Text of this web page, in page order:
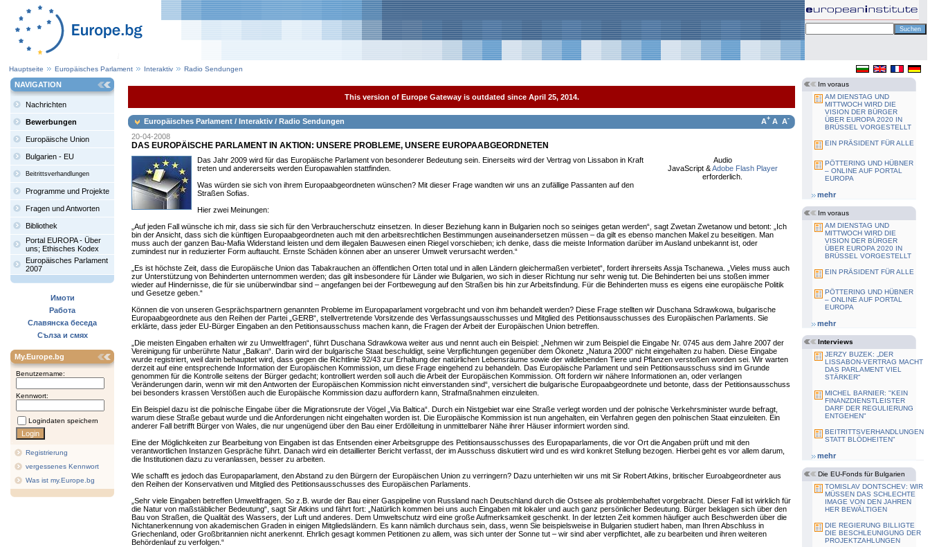
Hauptseite Europäisches Parlament Interaktiv Radio Sendungen
NAVIGATION
Nachrichten
Bewerbungen
Europäische Union
Bulgarien - EU
Beitrittsverhandlungen
Programme und Projekte
Fragen und Antworten
Bibliothek
Portal EUROPA - Über
uns; Ethisches Kodex
Europäisches Parlament
2007
Имоти
Работа
Славянска беседа
Сълза и смях
My.Europe.bg
Benutzername:
Kennwort:
Logindaten speichern
Registrierung
vergessenes Kennwort
Was ist my.Europe.bg
This version of Europe Gateway is outdated since April 25, 2014.
Europäisches Parlament / Interaktiv / Radio Sendungen A+ A A-
20-04-2008
DAS EUROPÄISCHE PARLAMENT IN AKTION: UNSERE PROBLEME, UNSERE EUROPAABGEORDNETEN
Audio
JavaScript &Adobe Flash Player
erforderlich.
Das Jahr 2009 wird für das Europäische Parlament von besonderer Bedeutung sein. Einerseits wird der Vertrag von Lissabon in Kraft
treten und andererseits werden Europawahlen stattfinden.
Was würden sie sich von ihrem Europaabgeordneten wünschen? Mit dieser Frage wandten wir uns an zufällige Passanten auf den
Straßen Sofias.
Hier zwei Meinungen:
„Auf jeden Fall wünsche ich mir, dass sie sich für den Verbraucherschutz einsetzen. In dieser Beziehung kann in Bulgarien noch so seiniges getan werden“, sagt Zwetan Zwetanow und betont: „Ich
bin der Ansicht, dass sich die künftigen Europaabgeordneten auch mit den arbeitsrechtlichen Bestimmungen auseinandersetzen müssen – da gilt es ebenso manchen Makel zu beseitigen. Man
muss auch der ganzen Bau-Mafia Widerstand leisten und dem illegalen Bauwesen einen Riegel vorschieben; ich denke, dass die meiste Information darüber im Ausland unbekannt ist, oder
zumindest nur in reduzierter Form auftaucht. Ernste Schäden können aber an unserer Umwelt verursacht werden.“
„Es ist höchste Zeit, dass die Europäische Union das Tabakrauchen an öffentlichen Orten total und in allen Ländern gleichermaßen verbietet“, fordert ihrerseits Assja Tschanewa. „Vieles muss auch
zur Unterstützung von Behinderten unternommen werden; das gilt insbesondere für Länder wie Bulgarien, wo sich in dieser Richtung nur sehr wenig tut. Die Behinderten bei uns stoßen immer
wieder auf Hindernisse, die für sie unüberwindbar sind – angefangen bei der Fortbewegung auf den Straßen bis hin zur Arbeitsfindung. Für die Behinderten muss es eigens eine europäische Politik
und Gesetze geben.“
Können die von unseren Gesprächspartnern genannten Probleme im Europaparlament vorgebracht und von ihm behandelt werden? Diese Frage stellten wir Duschana Sdrawkowa, bulgarische
Europaabgeordnete aus den Reihen der Partei „GERB“, stellvertretende Vorsitzende des Verfassungsausschusses und Mitglied des Petitionsausschusses des Europäischen Parlaments. Sie
erklärte, dass jeder EU-Bürger Eingaben an den Petitionsausschuss machen kann, die Fragen der Arbeit der Europäischen Union betreffen.
„Die meisten Eingaben erhalten wir zu Umweltfragen“, führt Duschana Sdrawkowa weiter aus und nennt auch ein Beispiel: „Nehmen wir zum Beispiel die Eingabe Nr. 0745 aus dem Jahre 2007 der
Vereinigung für unberührte Natur „Balkan“. Darin wird der bulgarische Staat beschuldigt, seine Verpflichtungen gegenüber dem Ökonetz „Natura 2000“ nicht eingehalten zu haben. Diese Eingabe
wurde registriert, weil darin behauptet wird, dass gegen die Richtlinie 92/43 zur Erhaltung der natürlichen Lebensräume sowie der wildlebenden Tiere und Pflanzen verstoßen worden sei. Wir warten
derzeit auf eine entsprechende Information der Europäischen Kommission, um diese Frage eingehend zu behandeln. Das Europäische Parlament und sein Petitionsausschuss sind im Grunde
genommen für die Kontrolle seitens der Bürger gedacht; kontrolliert werden soll auch die Arbeit der Europäischen Kommission. Oft fordern wir nähere Informationen an, oder verlangen
Veränderungen darin, wenn wir mit den Antworten der Europäischen Kommission nicht einverstanden sind“, versichert die bulgarische Europaabgeordnete und betonte, dass der Petitionsausschuss
bei besonders krassen Verstößen auch die Europäische Kommission dazu auffordern kann, Strafmaßnahmen einzuleiten.
Ein Beispiel dazu ist die polnische Eingabe über die Migrationsrute der Vögel „Via Baltica“. Durch ein Nistgebiet war eine Straße verlegt worden und der polnische Verkehrsminister wurde befragt,
warum diese Straße gebaut wurde und die Anforderungen nicht eingehalten worden ist. Die Europäische Kommission ist nun angehalten, ein Verfahren gegen den polnischen Staat einzuleiten. Ein
anderer Fall betrifft Bürger von Wales, die nur ungenügend über den Bau einer Erdölleitung in unmittelbarer Nähe ihrer Häuser informiert worden sind.
Eine der Möglichkeiten zur Bearbeitung von Eingaben ist das Entsenden einer Arbeitsgruppe des Petitionsausschusses des Europaparlaments, die vor Ort die Angaben prüft und mit den
verantwortlichen Instanzen Gespräche führt. Danach wird ein detaillierter Bericht verfasst, der im Ausschuss diskutiert wird und es wird konkret Stellung bezogen. Hierbei geht es vor allem darum,
die Institutionen dazu zu veranlassen, besser zu arbeiten.
Wie schafft es jedoch das Europaparlament, den Abstand zu den Bürgern der Europäischen Union zu verringern? Dazu unterhielten wir uns mit Sir Robert Atkins, britischer Euroabgeordneter aus
den Reihen der Konservativen und Mitglied des Petitionsausschusses des Europäischen Parlaments.
„Sehr viele Eingaben betreffen Umweltfragen. So z.B. wurde der Bau einer Gaspipeline von Russland nach Deutschland durch die Ostsee als problembehaftet vorgebracht. Dieser Fall ist wirklich für
die Natur von maßstäblicher Bedeutung“, sagt Sir Atkins und fährt fort: „Natürlich kommen bei uns auch Eingaben mit lokaler und auch ganz persönlicher Bedeutung. Bürger beklagen sich über den
Bau von Straßen, die Qualität des Wassers, der Luft und anderes. Dem Umweltschutz wird eine große Aufmerksamkeit geschenkt. In der letzten Zeit kommen häufiger auch Beschwerden über die
Nichtanerkennung von akademischen Graden in einigen Mitgliedsländern. Es kann nämlich durchaus sein, dass, wenn Sie beispielsweise in Bulgarien studiert haben, man Ihren Abschluss in
Griechenland, oder Großbritannien nicht anerkennt. Ehrlich gesagt kommen Petitionen zu allem, was sich unter der Sonne tut – wir sind aber verpflichtet, alle zu bearbeiten und ihren weiteren
Behördenlauf zu verfolgen.“
Im voraus
AM DIENSTAG UND
MITTWOCH WIRD DIE
VISION DER BÜRGER
ÜBER EUROPA 2020 IN
BRÜSSEL VORGESTELLT
EIN PRÄSIDENT FÜR ALLE
PÖTTERING UND HÜBNER
– ONLINE AUF PORTAL
EUROPA
mehr
Im voraus
AM DIENSTAG UND
MITTWOCH WIRD DIE
VISION DER BÜRGER
ÜBER EUROPA 2020 IN
BRÜSSEL VORGESTELLT
EIN PRÄSIDENT FÜR ALLE
PÖTTERING UND HÜBNER
– ONLINE AUF PORTAL
EUROPA
mehr
Interviews
JERZY BUZEK: „DER
LISSABON-VERTRAG MACHT
DAS PARLAMENT VIEL
STÄRKER“
MICHEL BARNIER: "KEIN
FINANZDIENSTLEISTER
DARF DER REGULIERUNG
ENTGEHEN"
BEITRITTSVERHANDLUNGEN
STATT BLÖDHEITEN"
mehr
Die EU-Fonds für Bulgarien
TOMISLAV DONTSCHEV: WIR
MÜSSEN DAS SCHLECHTE
IMAGE VON DEN JAHREN
HER BEWÄLTIGEN
DIE REGIERUNG BILLIGTE
DIE BESCHLEUNIGUNG DER
PROJEKTZAHLUNGEN